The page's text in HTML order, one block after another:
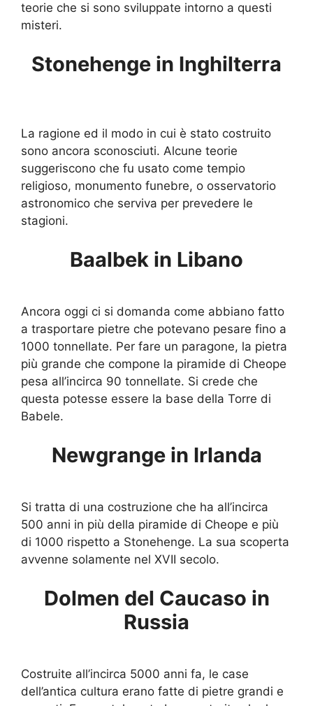
teorie che si sono sviluppate intorno a questi
misteri.
Stonehenge in Inghilterra
La ragione ed il modo in cui è stato costruito
sono ancora sconosciuti. Alcune teorie
suggeriscono che fu usato come tempio
religioso, monumento funebre, o osservatorio
astronomico che serviva per prevedere le
stagioni.
Baalbek in Libano
Ancora oggi ci si domanda come abbiano fatto
a trasportare pietre che potevano pesare fino a
1000 tonnellate. Per fare un paragone, la pietra
più grande che compone la piramide di Cheope
pesa all’incirca 90 tonnellate. Si crede che
questa potesse essere la base della Torre di
Babele.
Newgrange in Irlanda
Si tratta di una costruzione che ha all’incirca
500 anni in più della piramide di Cheope e più
di 1000 rispetto a Stonehenge. La sua scoperta
avvenne solamente nel XVII secolo.
Dolmen del Caucaso in
Russia
Costruite all’incirca 5000 anni fa, le case
dell’antica cultura erano fatte di pietre grandi e